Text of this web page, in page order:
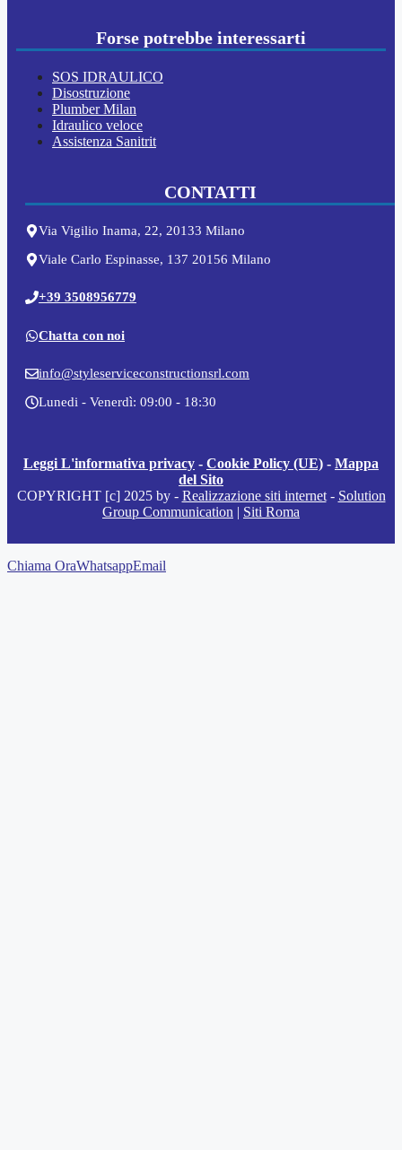
Forse potrebbe interessarti
SOS IDRAULICO
Disostruzione
Plumber Milan
Idraulico veloce
Assistenza Sanitrit
CONTATTI
Via Vigilio Inama, 22, 20133 Milano
Viale Carlo Espinasse, 137 20156 Milano
+39 3508956779
Chatta con noi
info@styleserviceconstructionsrl.com
Lunedi - Venerdì: 09:00 - 18:30
Leggi L'informativa privacy - Cookie Policy (UE) - Mappa
del Sito
COPYRIGHT [c] 2025 by - Realizzazione siti internet- Solution
Group Communication | Siti Roma
Chiama OraWhatsappEmail